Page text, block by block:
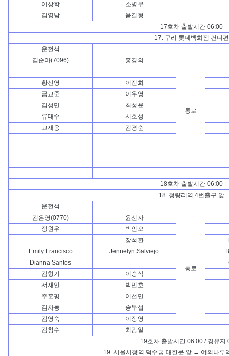
이상학
소병무
김영남
음길형
17호차 출발시간 06:00
17. 구리 롯데백화점 건너편
운전석
김순아(7096)
홍경의
통로
황선영
이진희
금교준
이우영
김성민
최성윤
류태수
서호성
고재응
김경순
18호차 출발시간 06:00
18. 청량리역 4번출구 앞
운전석
김은영(0770)
윤선자
통로
정원우
박인오
장석환
Emily Francisco
Jennelyn Salviejo
Dianna Santos
김형기
이승식
서재언
박민호
주훈평
이선민
김차동
송무섭
김영숙
이장영
김창수
최광일
19호차 출발시간 06:00 / 경유지
19. 서울시청역 덕수궁 대한문 앞 → 여의나루